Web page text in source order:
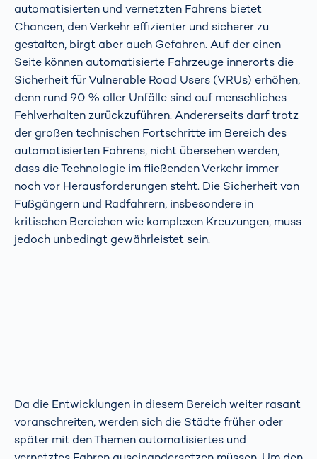
automatisierten und vernetzten Fahrens bietet
Chancen, den Verkehr effizienter und sicherer zu
gestalten, birgt aber auch Gefahren. Auf der einen
Seite können automatisierte Fahrzeuge innerorts die
Sicherheit für Vulnerable Road Users (VRUs) erhöhen,
denn rund 90 % aller Unfälle sind auf menschliches
Fehlverhalten zurückzuführen. Andererseits darf trotz
der großen technischen Fortschritte im Bereich des
automatisierten Fahrens, nicht übersehen werden,
dass die Technologie im fließenden Verkehr immer
noch vor Herausforderungen steht. Die Sicherheit von
Fußgängern und Radfahrern, insbesondere in
kritischen Bereichen wie komplexen Kreuzungen, muss
jedoch unbedingt gewährleistet sein.
Da die Entwicklungen in diesem Bereich weiter rasant
voranschreiten, werden sich die Städte früher oder
später mit den Themen automatisiertes und